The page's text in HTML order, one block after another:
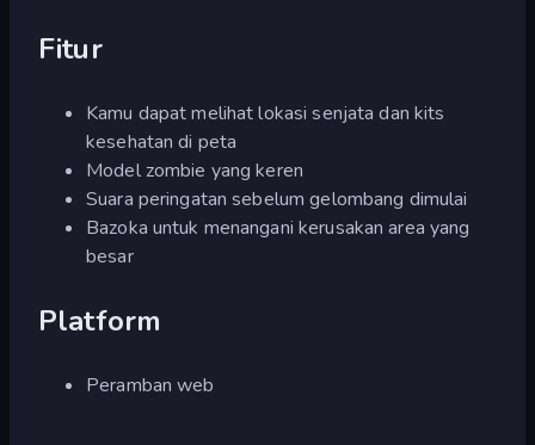
Fitur
Kamu dapat melihat lokasi senjata dan kits
kesehatan di peta
Model zombie yang keren
Suara peringatan sebelum gelombang dimulai
Bazoka untuk menangani kerusakan area yang
besar
Platform
Peramban web